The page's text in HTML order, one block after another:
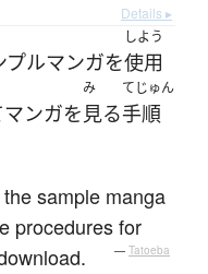
Details ▸
プルマンガを
しよう
使用
マンガを
み
見る
てじゅん
手順
sample manga
procedures for
— Tatoeba